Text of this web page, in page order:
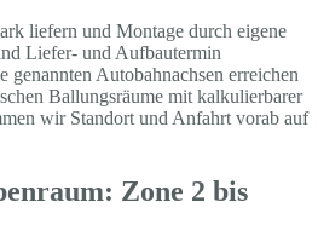
liefern und Montage durch eigene
Liefer- und Aufbautermin
Autobahnachsen erreichen
Ballungsräume mit kalkulierbarer
wir Standort und Anfahrt vorab auf
Zone 2 bis